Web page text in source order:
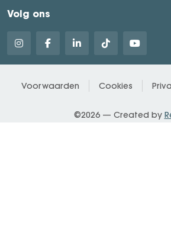
Volg ons
Voorwaarden Cookies
©2026 — Created by